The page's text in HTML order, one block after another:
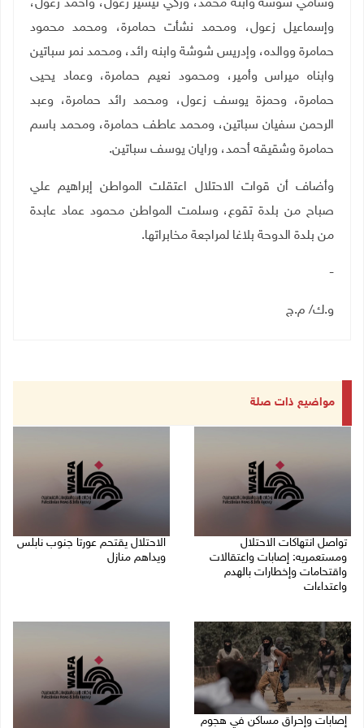
وسامي شوشة وابنه محمد، وزكي تيسير زعول، وأحمد زعول،
وإسماعيل زعول، ومحمد نشأت حمامرة، ومحمد محمود
حمامرة ووالده، وإدريس شوشة وابنه رائد، ومحمد نمر سباتين
وابناه ميراس وأمير، ومحمود نعيم حمامرة، وعماد يحيى
حمامرة، وحمزة يوسف زعول، ومحمد رائد حمامرة، وعبد
الرحمن سفيان سباتين، ومحمد عاطف حمامرة، ومحمد باسم
حمامرة وشقيقه أحمد، ورايان يوسف سباتين.
وأضاف أن قوات الاحتلال اعتقلت المواطن إبراهيم علي
صباح من بلدة تقوع، وسلمت المواطن محمود عماد عابدة
من بلدة الدوحة بلاغا لمراجعة مخابراتها.
-
و.ك/ م.ج
مواضيع ذات صلة
تواصل انتهاكات الاحتلال
ومستعمريه: إصابات واعتقالات
واقتحامات وإخطارات بالهدم
واعتداءات
الاحتلال يقتحم عورتا جنوب نابلس
ويداهم منازل
إصابات وإحراق مساكن في هجوم